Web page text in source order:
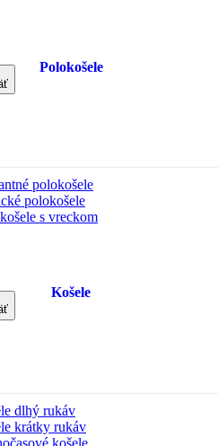
Polokošele
polokošele
polokošele
s vreckom
Košele
dlhý rukáv
krátky rukáv
košele